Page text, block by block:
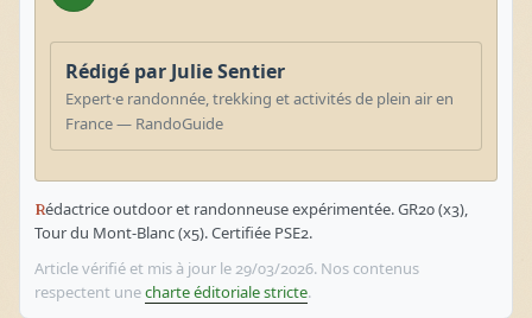
Rédigé par Julie Sentier
Expert·e randonnée, trekking et activités de plein air en
France — RandoGuide
Rédactrice outdoor et randonneuse expérimentée. GR20 (x3),
Tour du Mont-Blanc (x5). Certifiée PSE2.
Article vérifié et mis à jour le 29/03/2026. Nos contenus
respectent unecharte éditoriale stricte.